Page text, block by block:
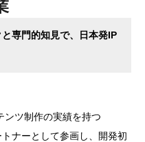
専門的知見で、日本発IP
ンツ制作の実績を持つ
トナーとして参画し、開発初